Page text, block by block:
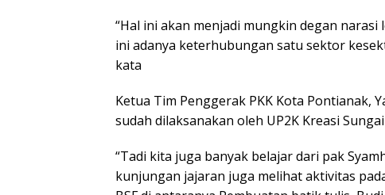
“Hal ini akan menjadi mungkin degan
ini adanya keterhubungan satu sektor
kata
Ketua Tim Penggerak PKK Kota Pontianak,
sudah dilaksanakan oleh UP2K Kreasi
“Tadi kita juga banyak belajar dari pak
kunjungan jajaran juga melihat aktivitas